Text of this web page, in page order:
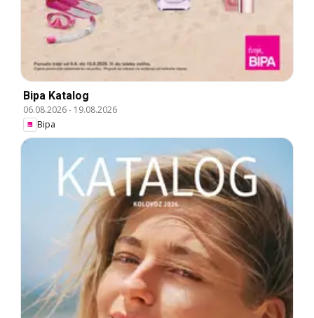
Bipa Katalog
06.08.2026- 19.08.2026
Bipa